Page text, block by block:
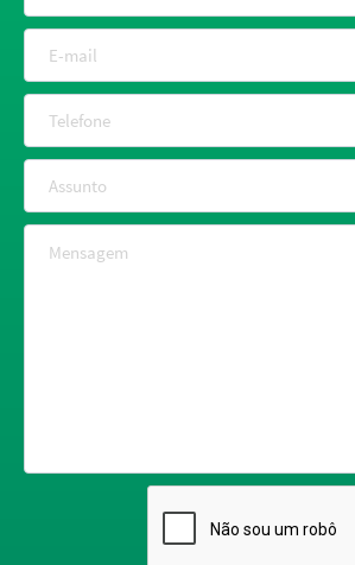
E-mail
Telefone
Assunto
Mensagem